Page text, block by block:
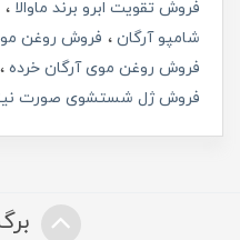
فروش تقویت ابرو برند ماوالا
شامپو آرگان
فروش روغن
فروش روغن موی آرگان خرده
فروش ژل شستشوی صورت